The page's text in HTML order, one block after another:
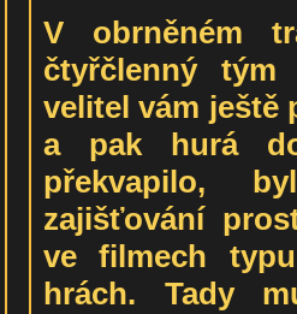
V obrněném
čtyřčlenný
velitel vám ještě
a pak hurá
překvapilo,
zajišťování
ve filmech
hrách. Tady